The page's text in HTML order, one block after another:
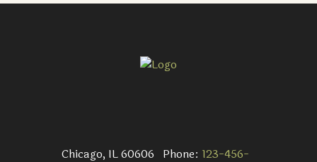
Phone: 123-456-
Chicago, IL 60606